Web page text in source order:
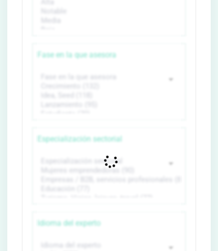
Fase en la que asesora
Especialización sectorial
Idioma del experto